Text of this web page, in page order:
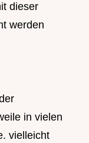
dieser
werden
in vielen
vielleicht